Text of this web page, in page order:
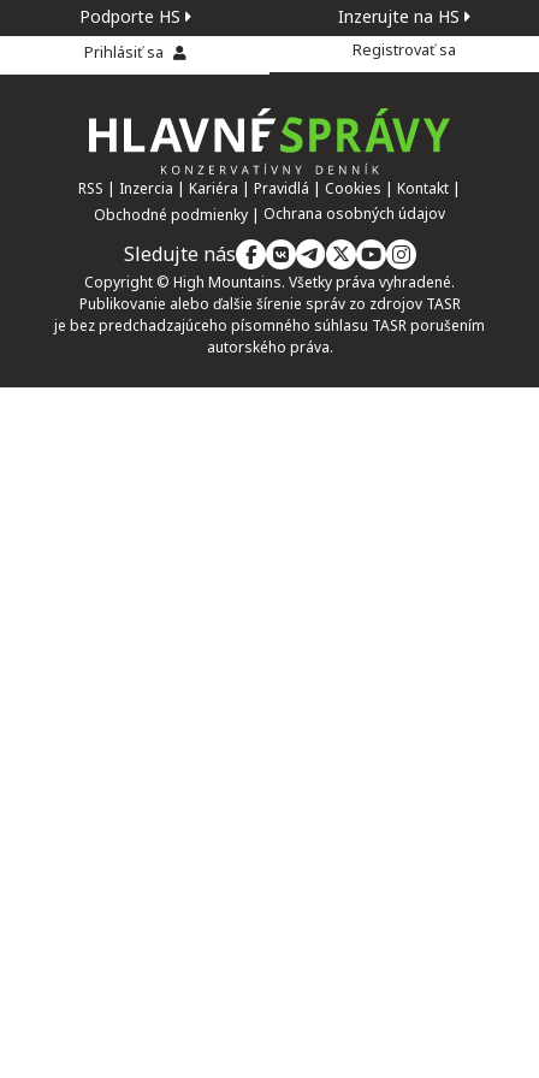
Podporte HS Inzerujte na HS
Prihlásiť sa Registrovať sa
RSS Inzercia Kariéra Pravidlá Cookies
Kontakt
Obchodné podmienky
Ochrana osobných údajov
Sledujte nás
Copyright © High Mountains. Všetky práva vyhradené.
Publikovanie alebo ďalšie šírenie správ zo zdrojov TASR
je bez predchadzajúceho písomného súhlasu TASR porušením
autorského práva.